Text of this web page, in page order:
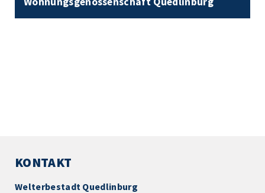
KONTAKT
Welterbestadt Quedlinburg